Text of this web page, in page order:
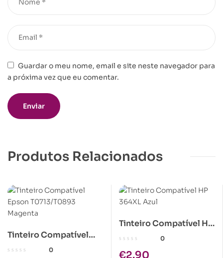
Guardar o meu nome, email e site neste navegador para
a próxima vez que eu comentar.
Produtos Relacionados
Tinteiro Compatível
Epson T0713/T0893
0
Tinteiro Compatível HP
364XL Azul
0
€2.90